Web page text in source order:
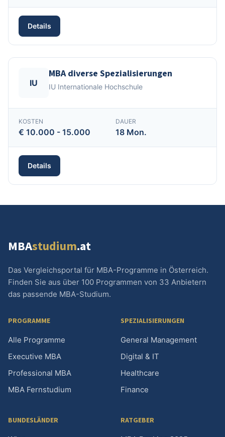
Details
IU
MBA diverse Spezialisierungen
IU Internationale Hochschule
KOSTEN
€ 10.000 - 15.000
DAUER
18 Mon.
Details
MBAstudium.at
Das Vergleichsportal für MBA-Programme in Österreich.
Finden Sie aus über 100 Programmen von 33 Anbietern
das passende MBA-Studium.
PROGRAMME
Alle Programme
Executive MBA
Professional MBA
MBA Fernstudium
SPEZIALISIERUNGEN
General Management
Digital & IT
Healthcare
Finance
BUNDESLÄNDER RATGEBER